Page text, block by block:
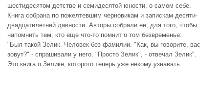
шестидесятом детстве и семидесятой юности, о самом себе.
Книга собрана по пожелтевшим черновикам и запискам десяти-
двадцатилетней давности. Авторы собрали ее, для того, чтобы
напомнить тем, кто еще что-то помнит о том безвременье:
"Был такой Зелик. Человек без фамилии. "Как, вы говорите, вас
зовут?" - спрашивали у него. "Просто Зелик", - отвечал Зелик".
Это книга о Зелике, которого теперь уже некому узнавать.